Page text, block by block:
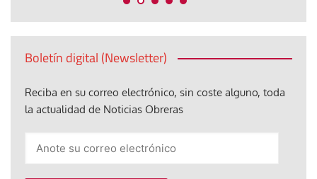
Boletín digital (Newsletter)
Reciba en su correo electrónico, sin coste alguno, toda
la actualidad de Noticias Obreras